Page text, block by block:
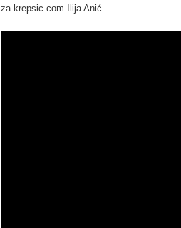
za krepsic.com Ilija Anić